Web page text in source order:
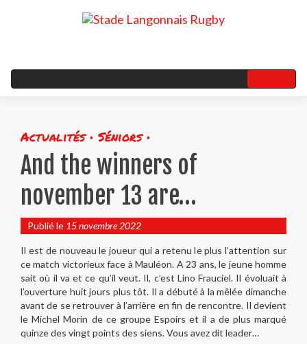
Actualités • Séniors •
And the winners of
november 13 are…
Publié le 15 novembre 2022
Il est de nouveau le joueur qui a retenu le plus l’attention sur
ce match victorieux face à Mauléon. A 23 ans, le jeune homme
sait où il va et ce qu’il veut. Il, c’est Lino Frauciel. Il évoluait à
l’ouverture huit jours plus tôt. Il a débuté à la mêlée dimanche
avant de se retrouver à l’arrière en fin de rencontre. Il devient
le Michel Morin de ce groupe Espoirs et il a de plus marqué
quinze des vingt points des siens. Vous avez dit leader…